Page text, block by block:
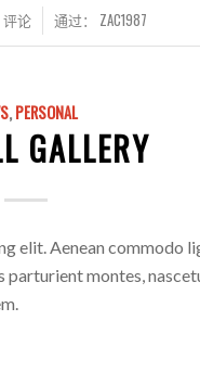
评论 通过： ZAC1987
,PERSONAL
GALLERY
elit. Aenean commodo
montes,